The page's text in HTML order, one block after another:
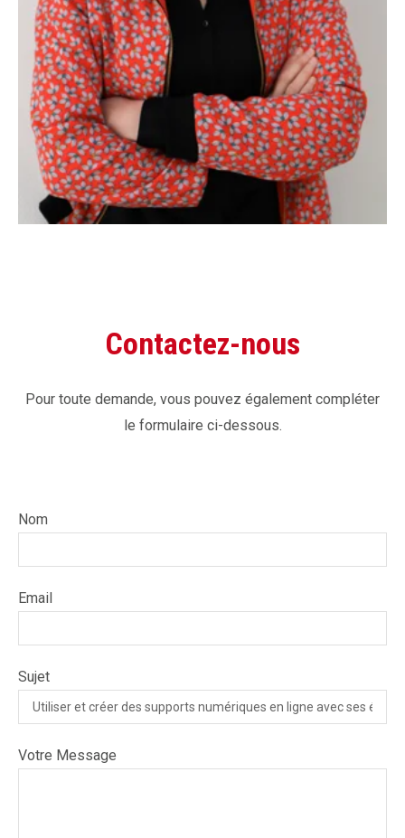
Contactez-nous
Pour toute demande, vous pouvez également compléter
le formulaire ci-dessous.
Nom
Email
Sujet
Votre Message